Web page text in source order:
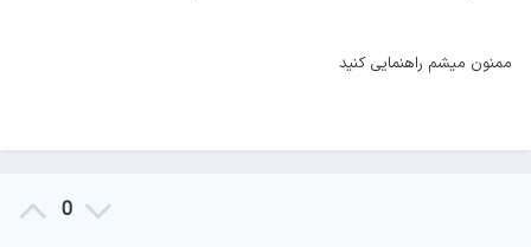
ممنون میشم راهنمایی کنید
0